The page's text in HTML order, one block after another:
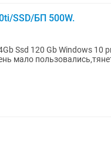
SSD/БП 500W.
120 Gb Windows 10